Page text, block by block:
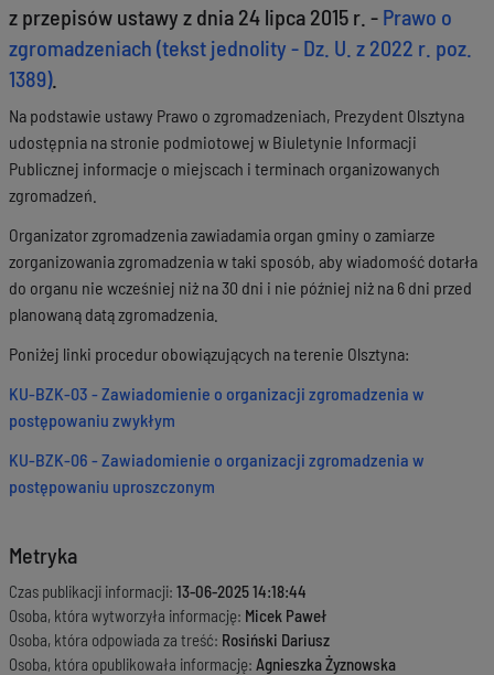
z przepisów ustawy z dnia 24 lipca 2015 r. - Prawo o
zgromadzeniach (tekst jednolity - Dz. U. z 2022 r. poz.
1389).
Na podstawie ustawy Prawo o zgromadzeniach, Prezydent Olsztyna
udostępnia na stronie podmiotowej w Biuletynie Informacji
Publicznej informacje o miejscach i terminach organizowanych
zgromadzeń.
Organizator zgromadzenia zawiadamia organ gminy o zamiarze
zorganizowania zgromadzenia w taki sposób, aby wiadomość dotarła
do organu nie wcześniej niż na 30 dni i nie później niż na 6 dni przed
planowaną datą zgromadzenia.
Poniżej linki procedur obowiązujących na terenie Olsztyna:
KU-BZK-03 - Zawiadomienie o organizacji zgromadzenia w
postępowaniu zwykłym
KU-BZK-06 - Zawiadomienie o organizacji zgromadzenia w
postępowaniu uproszczonym
Metryka
Czas publikacji informacji: 13-06-2025 14:18:44
Osoba, która wytworzyła informację: Micek Paweł
Osoba, która odpowiada za treść: Rosiński Dariusz
Osoba, która opublikowała informację: Agnieszka Żyznowska